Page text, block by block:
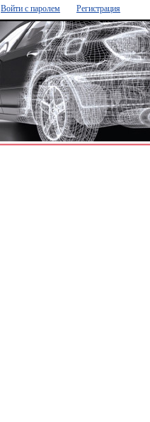
Войти с паролем Регистрация